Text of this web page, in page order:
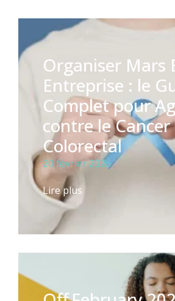
Organiser Mars
Entreprise : le
Complet pour
contre le Cancer
Colorectal
20 février 2026
Lire plus